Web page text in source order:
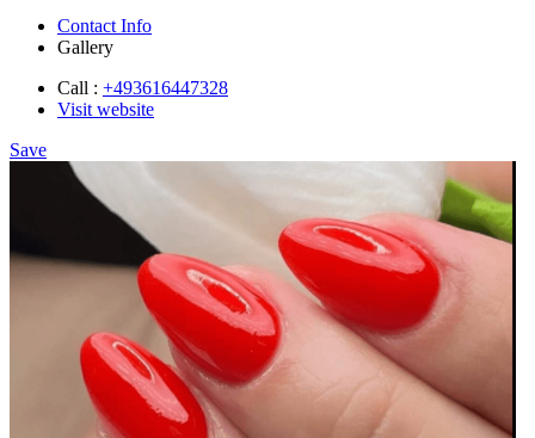
Contact Info
Gallery
Call : +493616447328
Visit website
Save